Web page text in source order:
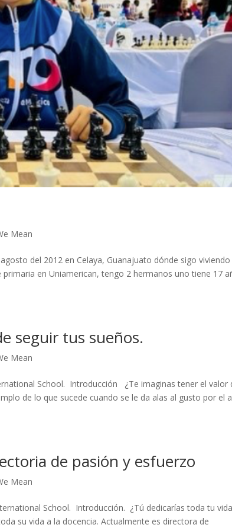
Mean
del 2012 en Celaya, Guanajuato dónde sigo
en Uniamerican, tengo 2 hermanos uno tiene 17
seguir tus sueños.
Mean
School. Introducción ¿Te imaginas tener el valor
de lo que sucede cuando se le da alas al gusto por el
de pasión y esfuerzo
Mean
School. Introducción. ¿Tú dedicarías toda tu
su vida a la docencia. Actualmente es directora de